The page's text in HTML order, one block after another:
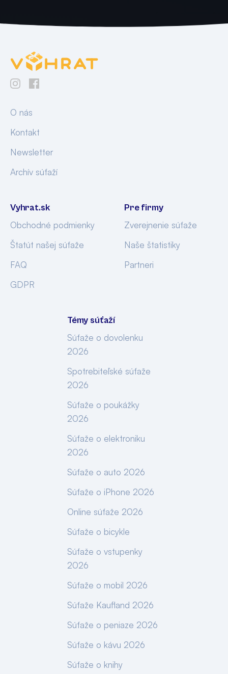
O nás
Kontakt
Newsletter
Archív súťaží
Vyhrat.sk
Obchodné podmienky
Štatút našej súťaže
FAQ
GDPR
Pre firmy
Zverejnenie súťaže
Naše štatistiky
Partneri
Témy súťaží
Súťaže o dovolenku
2026
Spotrebiteľské súťaže
2026
Súťaže o poukážky
2026
Súťaže o elektroniku
2026
Súťaže o auto 2026
Súťaže o iPhone 2026
Online súťaže 2026
Súťaže o bicykle
Súťaže o vstupenky
2026
Súťaže o mobil 2026
Súťaže Kaufland 2026
Súťaže o peniaze 2026
Súťaže o kávu 2026
Súťaže o knihy